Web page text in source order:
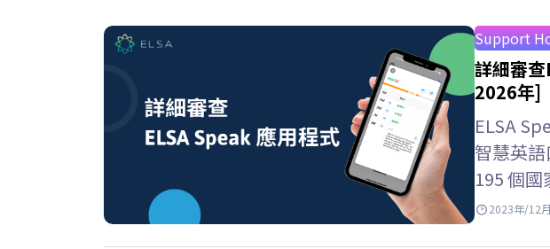
Support
詳細審
2026年]
ELSA
智慧英
195 個
次。 然
2023年/12